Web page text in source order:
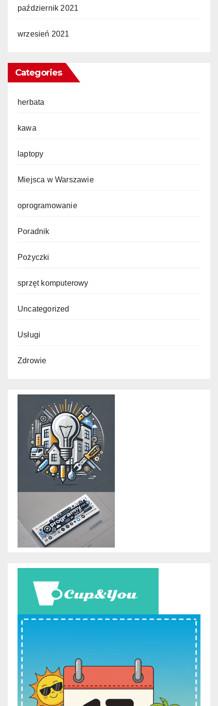
październik 2021
wrzesień 2021
Categories
herbata
kawa
laptopy
Miejsca w Warszawie
oprogramowanie
Poradnik
Pożyczki
sprzęt komputerowy
Uncategorized
Usługi
Zdrowie